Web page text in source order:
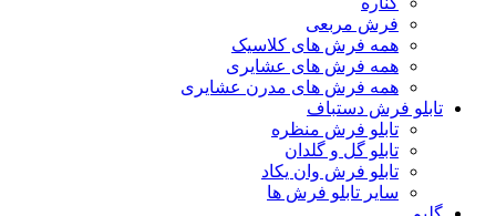
فرش مربعی
همه فرش های کلاسیک
همه فرش های عشایری
همه فرش های مدرن عشایری
تابلو فرش دستباف
تابلو فرش منظره
تابلو گل و گلدان
تابلو فرش وان یکاد
سایر تابلو فرش ها